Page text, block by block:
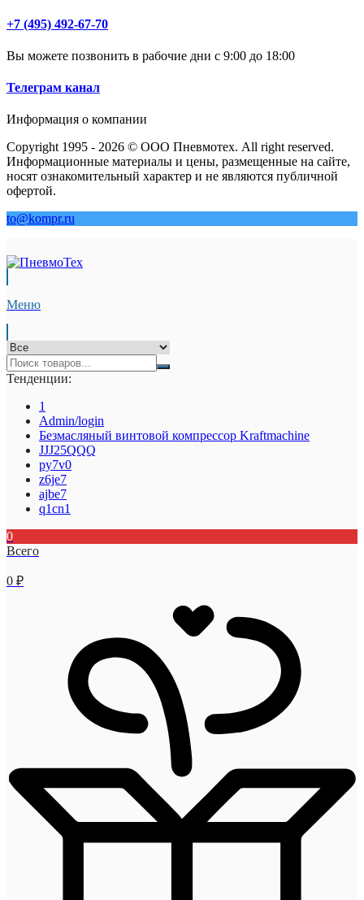
+7 (495) 492-67-70
Вы можете позвонить в рабочие дни с 9:00 до 18:00
Телеграм канал
Информация о компании
Copyright 1995 - 2026 © ООО Пневмотех. All right reserved.
Информационные материалы и цены, размещенные на сайте,
носят ознакомительный характер и не являются публичной
офертой.
to@kompr.ru
Меню
Тенденции:
1
Admin/login
Безмасляный винтовой компрессор Kraftmaсhine
JJJ25QQQ
py7v0
z6je7
ajbe7
q1cn1
0
Всего
0 ₽